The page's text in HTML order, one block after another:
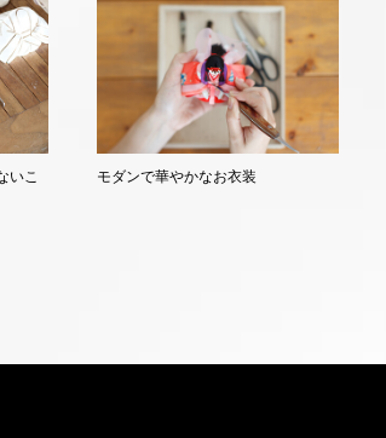
いこ
モダンで華やかなお衣装